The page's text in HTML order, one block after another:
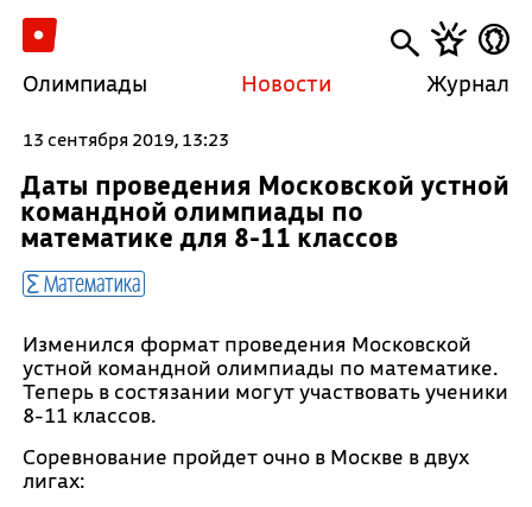
Олимпиады Новости Журнал
13 сентября 2019, 13:23
Даты проведения Московской устной
командной олимпиады по
математике для 8-11 классов
Математика
Изменился формат проведения Московской
устной командной олимпиады по математике.
Теперь в состязании могут участвовать ученики
8-11 классов.
Соревнование пройдет очно в Москве в двух
лигах: